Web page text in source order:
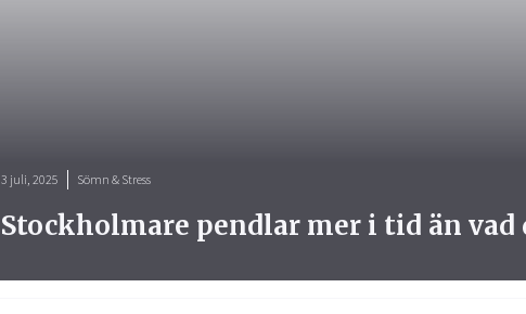
3 juli, 2025 Sömn & Stress
Stockholmare pendlar mer i tid än vad